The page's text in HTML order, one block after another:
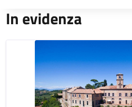
In evidenza